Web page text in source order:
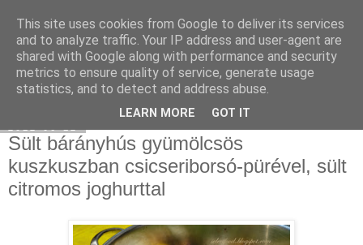
Select food
Sült bárányhús gyümölcsös
kuszkuszban csicseriborsó-pürével, sült
citromos joghurttal
This site uses cookies from Google to deliver its services
and to analyze traffic. Your IP address and user-agent are
shared with Google along with performance and security
metrics to ensure quality of service, generate usage
statistics, and to detect and address abuse.
LEARN MORE GOT IT